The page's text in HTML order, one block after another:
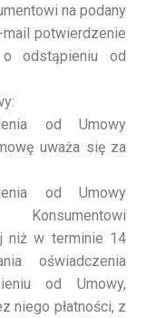
na podany
potwierdzenie
o odstąpieniu od
od Umowy
uważa się za
od Umowy
Konsumentowi
niż w terminie 14
oświadczenia
od Umowy,
niego płatności, z